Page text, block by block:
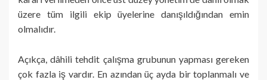
üzere tüm ilgili ekip üyelerine danışıldığından emin
olmalıdır.
Açıkça, dâhili tehdit çalışma grubunun yapması gereken
çok fazla iş vardır. En azından üç ayda bir toplanmalı ve